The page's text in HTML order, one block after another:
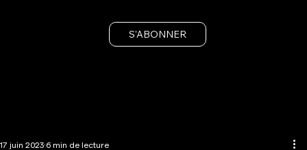
S'ABONNER
17 juin 2023 6 min de lecture